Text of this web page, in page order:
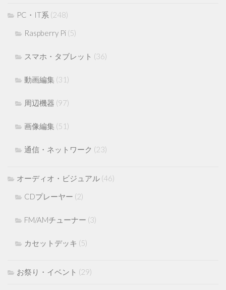
PC・IT系 (248)
Raspberry Pi (5)
スマホ・タブレット (36)
動画編集 (31)
周辺機器 (97)
画像編集 (51)
通信・ネットワーク (23)
オーディオ・ビジュアル (46)
CDプレーヤー (2)
FM/AMチューナー (3)
カセットデッキ (5)
お祭り・イベント (29)